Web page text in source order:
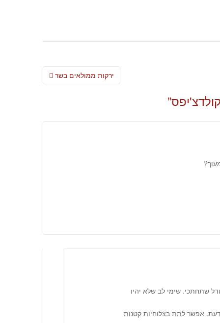
Post
ירקות ממולאים בשר
”
שתחתכי. שימי לב שלא יהיו
אפשר לתת בצלוחיות קטנות